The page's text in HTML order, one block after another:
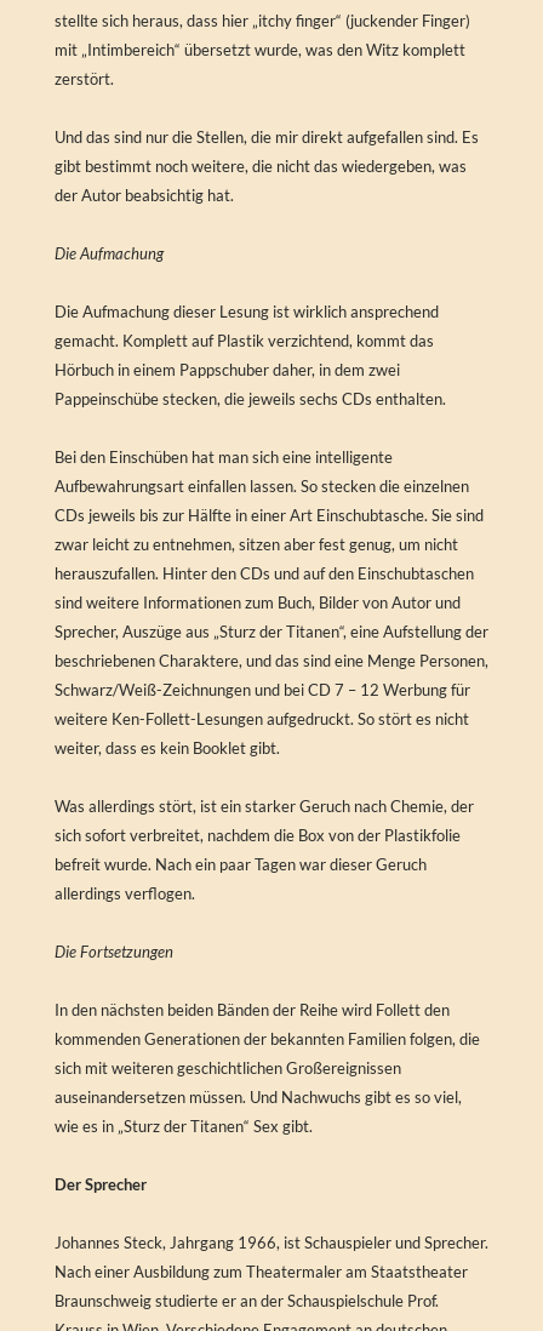
stellte sich heraus, dass hier „itchy finger“ (juckender Finger)
mit „Intimbereich“ übersetzt wurde, was den Witz komplett
zerstört.
Und das sind nur die Stellen, die mir direkt aufgefallen sind. Es
gibt bestimmt noch weitere, die nicht das wiedergeben, was
der Autor beabsichtig hat.
Die Aufmachung
Die Aufmachung dieser Lesung ist wirklich ansprechend
gemacht. Komplett auf Plastik verzichtend, kommt das
Hörbuch in einem Pappschuber daher, in dem zwei
Pappeinschübe stecken, die jeweils sechs CDs enthalten.
Bei den Einschüben hat man sich eine intelligente
Aufbewahrungsart einfallen lassen. So stecken die einzelnen
CDs jeweils bis zur Hälfte in einer Art Einschubtasche. Sie sind
zwar leicht zu entnehmen, sitzen aber fest genug, um nicht
herauszufallen. Hinter den CDs und auf den Einschubtaschen
sind weitere Informationen zum Buch, Bilder von Autor und
Sprecher, Auszüge aus „Sturz der Titanen“, eine Aufstellung der
beschriebenen Charaktere, und das sind eine Menge Personen,
Schwarz/Weiß-Zeichnungen und bei CD 7 – 12 Werbung für
weitere Ken-Follett-Lesungen aufgedruckt. So stört es nicht
weiter, dass es kein Booklet gibt.
Was allerdings stört, ist ein starker Geruch nach Chemie, der
sich sofort verbreitet, nachdem die Box von der Plastikfolie
befreit wurde. Nach ein paar Tagen war dieser Geruch
allerdings verflogen.
Die Fortsetzungen
In den nächsten beiden Bänden der Reihe wird Follett den
kommenden Generationen der bekannten Familien folgen, die
sich mit weiteren geschichtlichen Großereignissen
auseinandersetzen müssen. Und Nachwuchs gibt es so viel,
wie es in „Sturz der Titanen“ Sex gibt.
Der Sprecher
Johannes Steck, Jahrgang 1966, ist Schauspieler und Sprecher.
Nach einer Ausbildung zum Theatermaler am Staatstheater
Braunschweig studierte er an der Schauspielschule Prof.